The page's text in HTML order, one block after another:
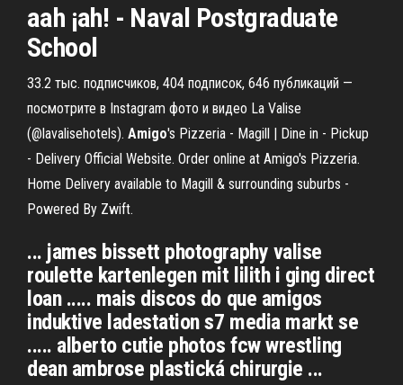
aah ¡ah! - Naval Postgraduate
School
33.2 тыс. подписчиков, 404 подписок, 646 публикаций —
посмотрите в Instagram фото и видео La Valise
(@lavalisehotels). Amigo's Pizzeria - Magill | Dine in - Pickup
- Delivery Official Website. Order online at Amigo's Pizzeria.
Home Delivery available to Magill & surrounding suburbs -
Powered By Zwift.
... james bissett photography valise
roulette kartenlegen mit lilith i ging direct
loan ..... mais discos do que amigos
induktive ladestation s7 media markt se
..... alberto cutie photos fcw wrestling
dean ambrose plastická chirurgie ...